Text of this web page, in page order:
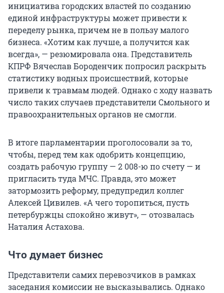
инициатива городских властей по созданию
единой инфраструктуры может привести к
переделу рынка, причем не в пользу малого
бизнеса. «Хотим как лучше, а получится как
всегда», — резюмировала она. Представитель
КПРФ Вячеслав Бороденчик попросил раскрыть
статистику водных происшествий, которые
привели к травмам людей. Однако с ходу назвать
число таких случаев представители Смольного и
правоохранительных органов не смогли.
В итоге парламентарии проголосовали за то,
чтобы, перед тем как одобрить концепцию,
создать рабочую группу — 2 008-ю по счету — и
пригласить туда МЧС. Правда, это может
затормозить реформу, предупредил коллег
Алексей Цивилев. «А чего торопиться, пусть
петербуржцы спокойно живут», — отозвалась
Наталия Астахова.
Что думает бизнес
Представители самих перевозчиков в рамках
заседания комиссии не высказывались. Однако